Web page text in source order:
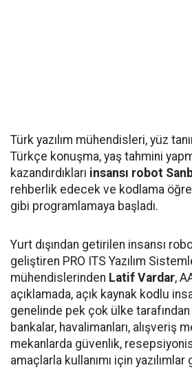
Türk yazılım mühendisleri, yüz
Türkçe konuşma, yaş tahmini
kazandırdıkları insansı robot
rehberlik edecek ve kodlama
gibi programlamaya başladı.
Yurt dışından getirilen insansı
geliştiren PRO ITS Yazılım
mühendislerinden Latif Vardar,
açıklamada, açık kaynak kodlu
genelinde pek çok ülke tarafından
bankalar, havalimanları, alışveriş
mekanlarda güvenlik,
amaçlarla kullanımı için